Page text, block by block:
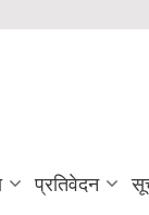
प्रतिवेदन